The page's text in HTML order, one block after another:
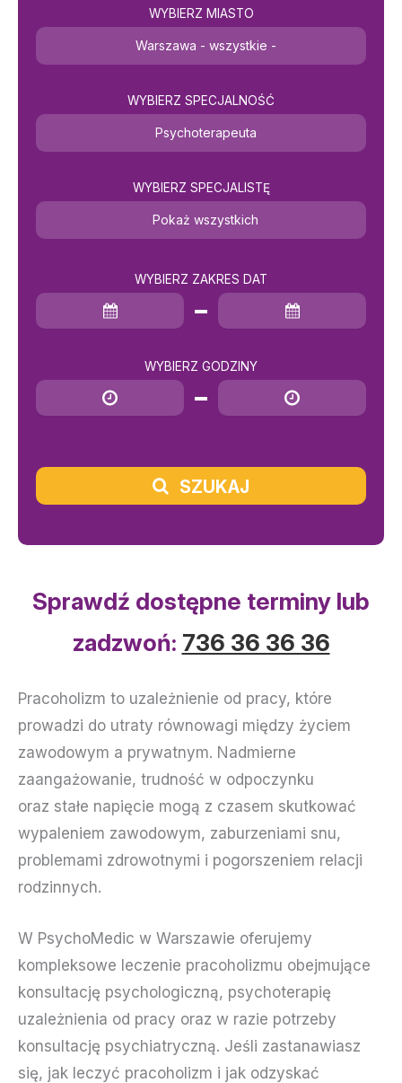
WYBIERZ MIASTO
Warszawa - wszystkie -
WYBIERZ SPECJALNOŚĆ
Psychoterapeuta
WYBIERZ SPECJALISTĘ
Pokaż wszystkich
WYBIERZ ZAKRES DAT
Data rozpoczęcia
Data zakończenia
WYBIERZ GODZINY
Godzina rozpoczęcia
Godzina zakończenia
SZUKAJ
Sprawdź dostępne terminy lub
zadzwoń: 736 36 36 36
Pracoholizm to uzależnienie od pracy, które
prowadzi do utraty równowagi między życiem
zawodowym a prywatnym. Nadmierne
zaangażowanie, trudność w odpoczynku
oraz stałe napięcie mogą z czasem skutkować
wypaleniem zawodowym, zaburzeniami snu,
problemami zdrowotnymi i pogorszeniem relacji
rodzinnych.
W PsychoMedic w Warszawie oferujemy
kompleksowe leczenie pracoholizmu obejmujące
konsultację psychologiczną, psychoterapię
uzależnienia od pracy oraz w razie potrzeby
konsultację psychiatryczną. Jeśli zastanawiasz
się, jak leczyć pracoholizm i jak odzyskać